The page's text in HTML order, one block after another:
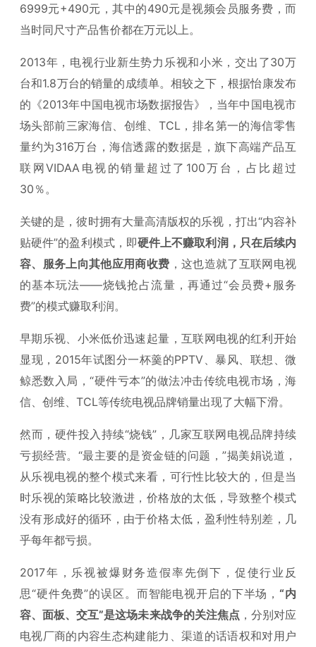
6999元+490元，其中的490元是视频会员服务费，而
当时同尺寸产品售价都在万元以上。
2013年，电视行业新生势力乐视和小米，交出了30万
台和1.8万台的销量的成绩单。相较之下，根据怡康发布
的《2013年中国电视市场数据报告》，当年中国电视市
场头部前三家海信、创维、TCL，排名第一的海信零售
量约为316万台，海信透露的数据是，旗下高端产品互
联网VIDAA电视的销量超过了100万台，占比超过
30％。
关键的是，彼时拥有大量高清版权的乐视，打出“内容补
贴硬件”的盈利模式，即硬件上不赚取利润，只在后续内
容、服务上向其他应用商收费 ，这也造就了互联网电视
的基本玩法——烧钱抢占流量，再通过“会员费+服务
费”的模式赚取利润。
早期乐视、小米低价迅速起量，互联网电视的红利开始
显现，2015年试图分一杯羹的PPTV、暴风、联想、微
鲸悉数入局，“硬件亏本”的做法冲击传统电视市场，海
信、创维、TCL等传统电视品牌销量出现了大幅下滑。
然而，硬件投入持续“烧钱”，几家互联网电视品牌持续
亏损经营。“最主要的是资金链的问题，”揭美娟说道，
从乐视电视的整个模式来看，可行性比较大的，但是当
时乐视的策略比较激进，价格放的太低，导致整个模式
没有形成好的循环，由于价格太低，盈利性特别差，几
乎每年都亏损。
2017年，乐视被爆财务造假率先倒下，促使行业反
思“硬件免费”的误区。而智能电视开启的下半场， “内
容、面板、交互”是这场未来战争的关注焦点 ，分别对应
电视厂商的内容生态构建能力、渠道的话语权和对用户